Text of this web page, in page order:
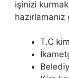
işinizi
T.C